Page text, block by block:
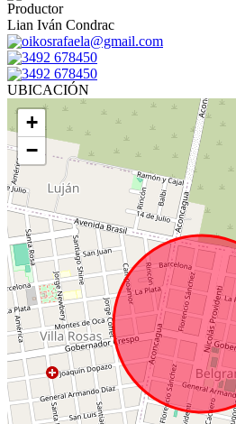
Productor
Lian Iván Condrac
oikosrafaela@gmail.com
3492 678450
3492 678450
UBICACIÓN
+
−